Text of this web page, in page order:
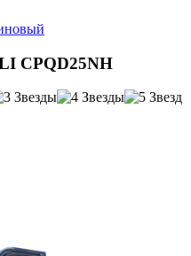
CPQD25NH